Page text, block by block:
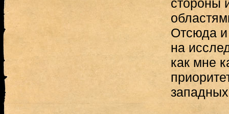
стороны
Отсюда и
на
как мне